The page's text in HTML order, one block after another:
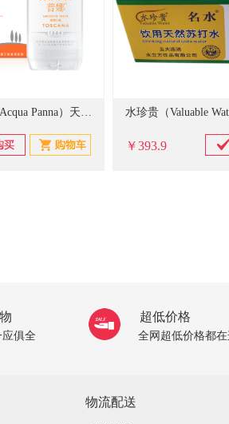
意大利原装进口 普娜（Acqua Panna）天然泉水500ml*24瓶 整箱（单位：箱）
￥393.9
俱全
超低价格
全网超低价格都
物流配送